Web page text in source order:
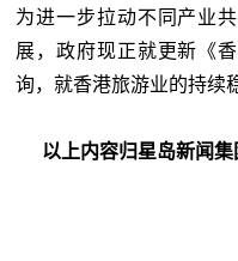
为进一步拉动不同产业
展，政府现正就更新《
询，就香港旅游业的持续
以上内容归星岛新闻